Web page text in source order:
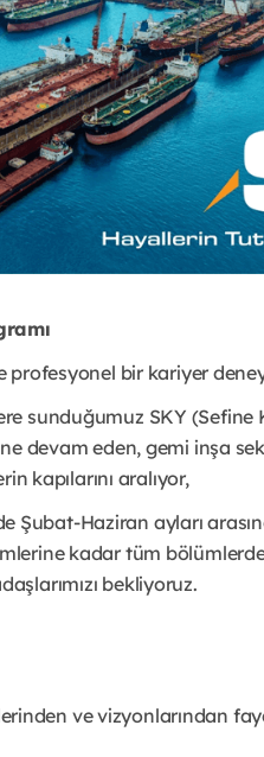
bir kariyer
sunduğumuz SKY (Sefine
devam eden, gemi inşa
kapılarını aralıyor,
Şubat-Haziran ayları
kadar tüm
bekliyoruz.
ve vizyonlarından